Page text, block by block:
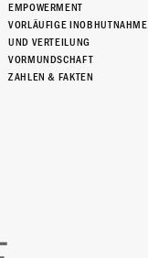
EMPOWERMENT
VORLÄUFIGE INOBHUTNAHME
UND VERTEILUNG
VORMUNDSCHAFT
ZAHLEN & FAKTEN